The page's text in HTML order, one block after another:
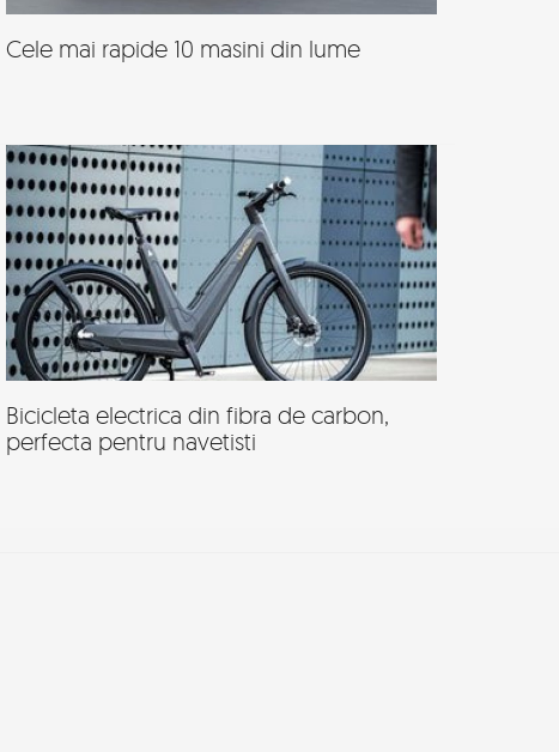
Cele mai rapide 10 masini din lume
Bicicleta electrica din fibra de carbon,
perfecta pentru navetisti